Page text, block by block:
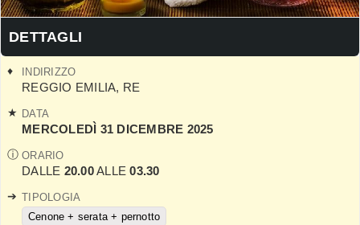
DETTAGLI
INDIRIZZO
REGGIO EMILIA, RE
DATA
MERCOLEDÌ 31 DICEMBRE 2025
ORARIO
DALLE 20.00ALLE03.30
TIPOLOGIA
Cenone + serata + pernotto